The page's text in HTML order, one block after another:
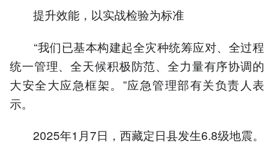
提升效能，以实战检验为标准
“我们已基本构建起全灾种统筹应对、全过程
统一管理、全天候积极防范、全力量有序协调的
大安全大应急框架。”应急管理部有关负责人表
示。
2025年1月7日，西藏定日县发生6.8级地震。